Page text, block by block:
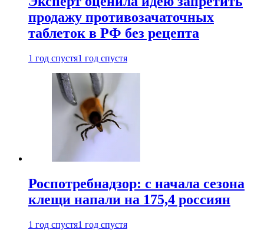
продажу противозачаточных
таблеток в РФ без рецепта
1 год спустя1 год спустя
Роспотребнадзор: с начала сезона
клещи напали на 175,4 россиян
1 год спустя1 год спустя